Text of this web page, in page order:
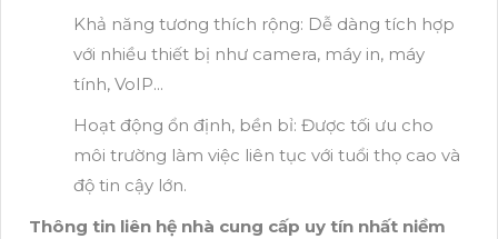
Khả năng tương thích rộng: Dễ dàng tích hợp
với nhiều thiết bị như camera, máy in, máy
tính, VoIP...
Hoạt động ổn định, bền bỉ: Được tối ưu cho
môi trường làm việc liên tục với tuổi thọ cao và
độ tin cậy lớn.
Thông tin liên hệ nhà cung cấp uy tín nhất niềm